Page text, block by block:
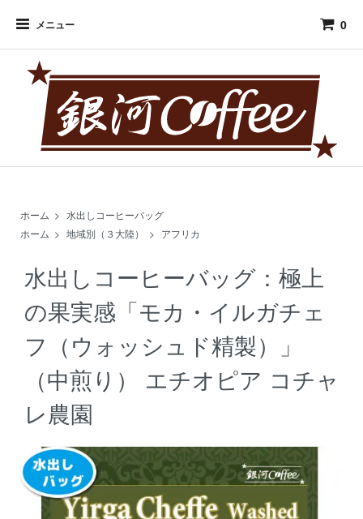
メニュー 0
ホーム > 水出しコーヒーバッグ
ホーム > 地域別（３大陸） > アフリカ
水出しコーヒーバッグ：極上
の果実感「モカ・イルガチェ
フ（ウォッシュド精製）」
（中煎り） エチオピア コチャ
レ農園